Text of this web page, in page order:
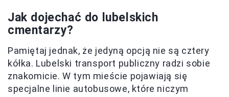
Jak dojechać do lubelskich
cmentarzy?
Pamiętaj jednak, że jedyną opcją nie są cztery
kółka. Lubelski transport publiczny radzi sobie
znakomicie. W tym mieście pojawiają się
specjalne linie autobusowe, które niczym